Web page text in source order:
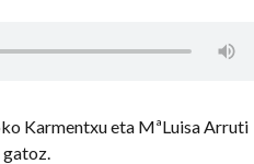
Karmentxu eta MªLuisa Arruti
gatoz.